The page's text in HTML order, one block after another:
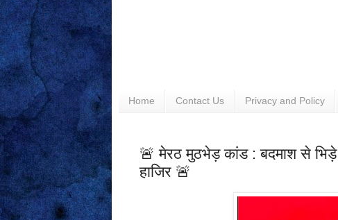
Home Contact Us Privacy and Policy
🚨 मेरठ मुठभेड़ कांड : बदमाश से भिड़े
हाजिर 🚨